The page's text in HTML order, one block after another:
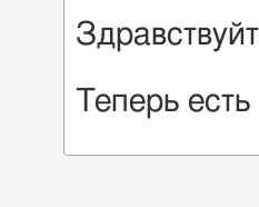
Теперь есть